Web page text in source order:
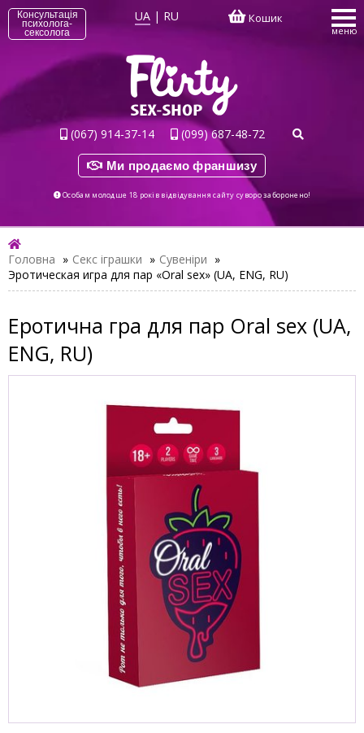
Консультація
психолога-
сексолога
UA | RU Кошик
меню
(067) 914-37-14 (099) 687-48-72
Ми продаємо франшизу
Особам молодше 18 років відвідування сайту суворо заборонено!
Головна » Секс іграшки » Сувеніри »
Эротическая игра для пар «Oral sex» (UA, ENG, RU)
Еротична гра для пар Oral sex (UA,
ENG, RU)